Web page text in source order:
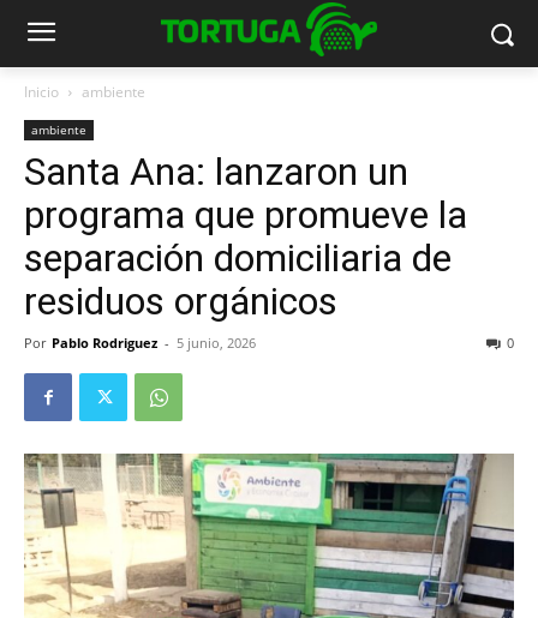
Inicio ambiente
ambiente
Santa Ana: lanzaron un
programa que promueve la
separación domiciliaria de
residuos orgánicos
Por Pablo Rodriguez - 5 junio, 2026 0